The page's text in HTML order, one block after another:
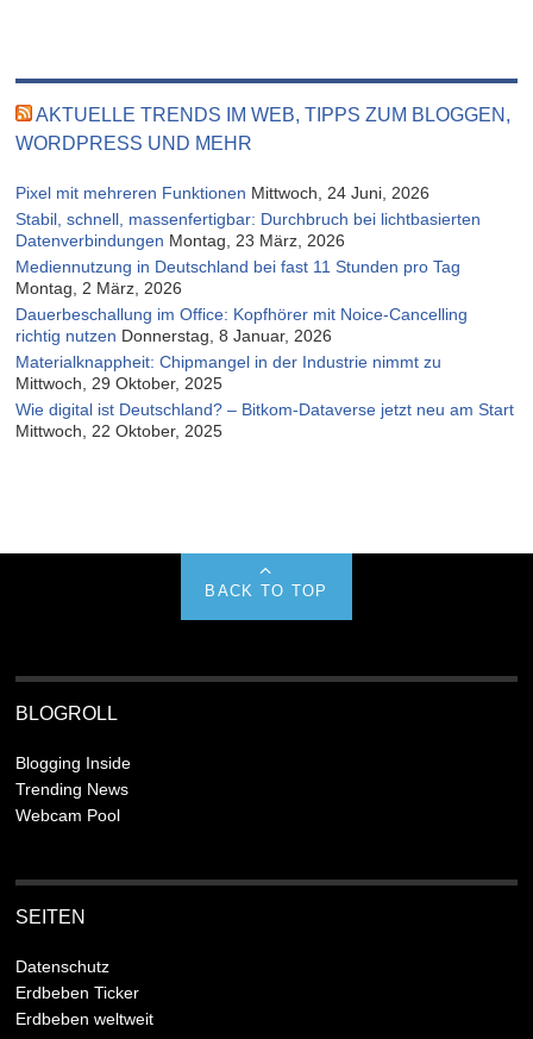
AKTUELLE TRENDS IM WEB, TIPPS ZUM BLOGGEN,
WORDPRESS UND MEHR
Pixel mit mehreren Funktionen Mittwoch, 24 Juni, 2026
Stabil, schnell, massenfertigbar: Durchbruch bei lichtbasierten
Datenverbindungen Montag, 23 März, 2026
Mediennutzung in Deutschland bei fast 11 Stunden pro Tag
Montag, 2 März, 2026
Dauerbeschallung im Office: Kopfhörer mit Noice-Cancelling
richtig nutzen Donnerstag, 8 Januar, 2026
Materialknappheit: Chipmangel in der Industrie nimmt zu
Mittwoch, 29 Oktober, 2025
Wie digital ist Deutschland? – Bitkom-Dataverse jetzt neu am Start
Mittwoch, 22 Oktober, 2025
BACK TO TOP
BLOGROLL
Blogging Inside
Trending News
Webcam Pool
SEITEN
Datenschutz
Erdbeben Ticker
Erdbeben weltweit